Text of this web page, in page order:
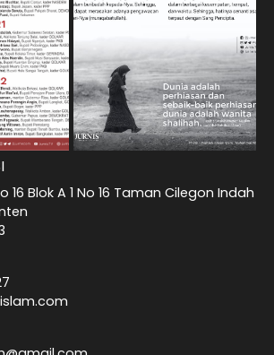
16 Blok A 1 No 16 Taman Cilegon Indah